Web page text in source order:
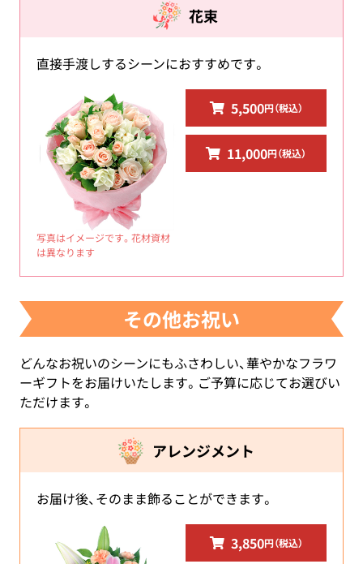
花束
直接手渡しするシーンにおすすめです。
写真はイメージです。花材資材
は異なります
5,500円（税込）
11,000円（税込）
その他お祝い
どんなお祝いのシーンにもふさわしい、華やかなフラワ
ーギフトをお届けいたします。ご予算に応じてお選びい
ただけます。
アレンジメント
お届け後、そのまま飾ることができます。
3,850円（税込）